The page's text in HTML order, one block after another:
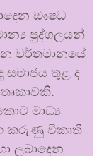
ඖෂධ
පුද්ගලයන්
වර්තමානයේ
තුළ ද
මාධ්‍ය
කරුණු විකෘති
ලබාදෙන